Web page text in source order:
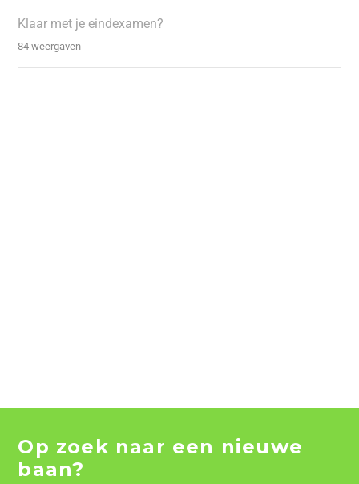
Klaar met je eindexamen?
84 weergaven
Op zoek naar een nieuwe
baan?